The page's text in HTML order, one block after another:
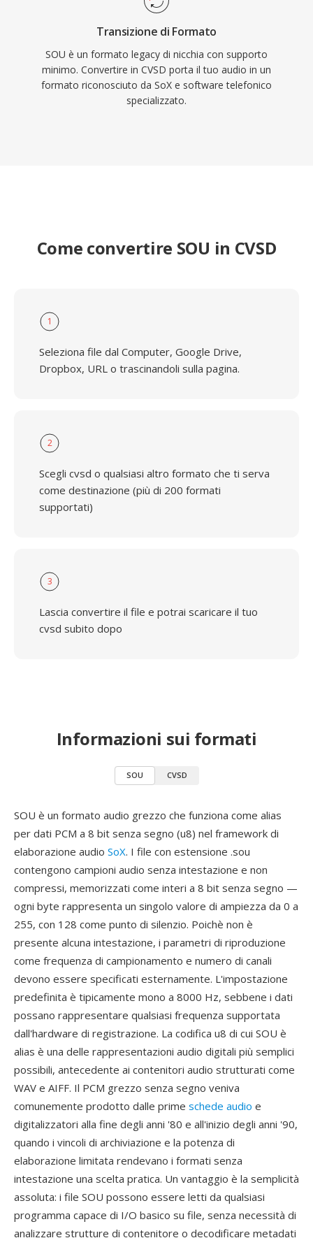
Transizione di Formato
SOU è un formato legacy di nicchia con supporto
minimo. Convertire in CVSD porta il tuo audio in un
formato riconosciuto da SoX e software telefonico
specializzato.
Come convertire SOU in CVSD
1
Seleziona file dal Computer, Google Drive,
Dropbox, URL o trascinandoli sulla pagina.
2
Scegli cvsd o qualsiasi altro formato che ti serva
come destinazione (più di 200 formati
supportati)
3
Lascia convertire il file e potrai scaricare il tuo
cvsd subito dopo
Informazioni sui formati
SOU CVSD
SOU è un formato audio grezzo che funziona come alias
per dati PCM a 8 bit senza segno (u8) nel framework di
elaborazione audio SoX. I file con estensione .sou
contengono campioni audio senza intestazione e non
compressi, memorizzati come interi a 8 bit senza segno —
ogni byte rappresenta un singolo valore di ampiezza da 0 a
255, con 128 come punto di silenzio. Poichè non è
presente alcuna intestazione, i parametri di riproduzione
come frequenza di campionamento e numero di canali
devono essere specificati esternamente. L'impostazione
predefinita è tipicamente mono a 8000 Hz, sebbene i dati
possano rappresentare qualsiasi frequenza supportata
dall'hardware di registrazione. La codifica u8 di cui SOU è
alias è una delle rappresentazioni audio digitali più semplici
possibili, antecedente ai contenitori audio strutturati come
WAV e AIFF. Il PCM grezzo senza segno veniva
comunemente prodotto dalle prime schede audio e
digitalizzatori alla fine degli anni '80 e all'inizio degli anni '90,
quando i vincoli di archiviazione e la potenza di
elaborazione limitata rendevano i formati senza
intestazione una scelta pratica. Un vantaggio è la semplicità
assoluta: i file SOU possono essere letti da qualsiasi
programma capace di I/O basico su file, senza necessità di
analizzare strutture di contenitore o decodificare metadati